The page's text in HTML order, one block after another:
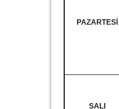
PAZARTESİ
SALI